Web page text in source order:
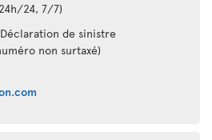
24, 7/7)
de sinistre
non surtaxé)